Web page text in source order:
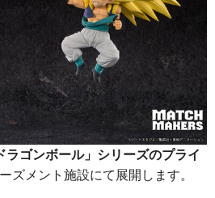
ラゴンボール」シリーズのプライ
ズメント施設にて展開します。